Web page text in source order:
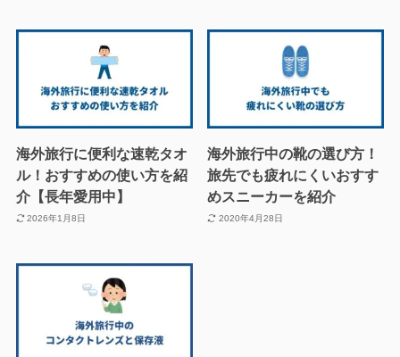
海外旅行に便利な速乾タオ
ル！おすすめの使い方を紹
介【長年愛用中】
2026年1月8日
海外旅行中の靴の選び方！
旅先でも疲れにくいおすす
めスニーカーを紹介
2020年4月28日